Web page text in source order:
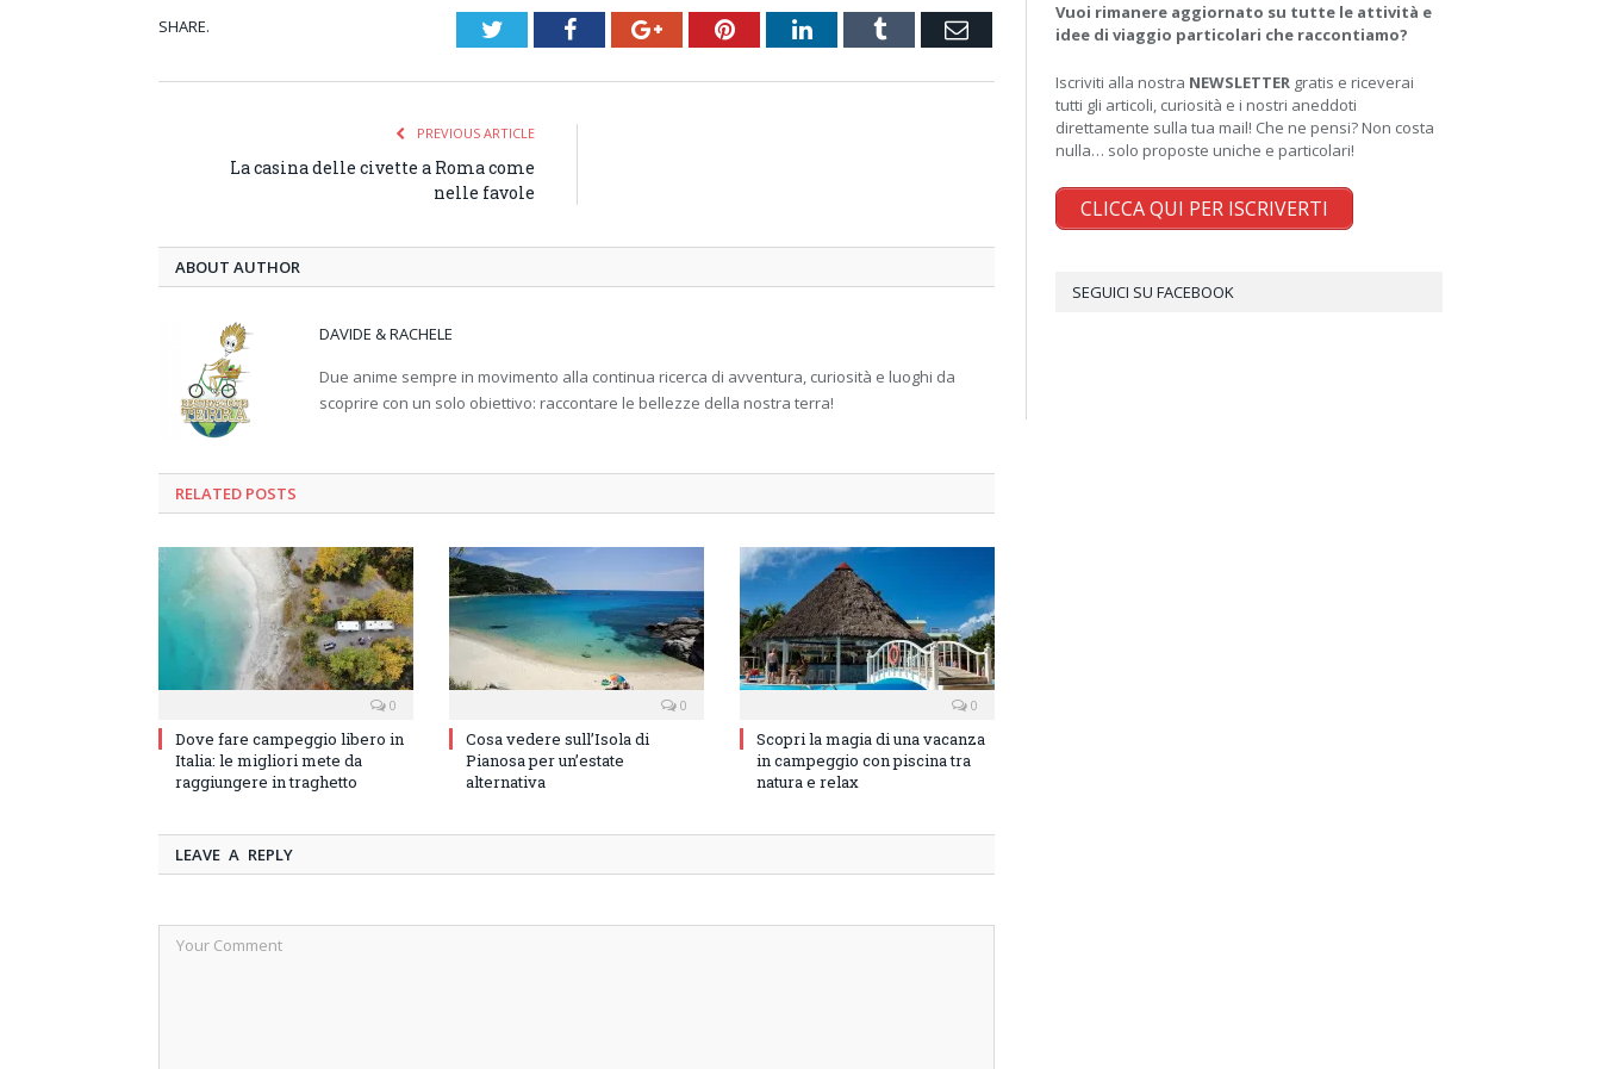
SHARE. TwitterFacebookGoogle+PinterestLinkedInTumblr Email
PREVIOUS ARTICLE
La casina delle civette a Roma come
nelle favole
ABOUT AUTHOR
DAVIDE & RACHELE
Due anime sempre in movimento alla continua ricerca di avventura, curiosità e luoghi da
scoprire con un solo obiettivo: raccontare le bellezze della nostra terra!
RELATED POSTS
0
Dove fare campeggio libero in
Italia: le migliori mete da
raggiungere in traghetto
0
Cosa vedere sull’Isola di
Pianosa per un’estate
alternativa
0
Scopri la magia di una vacanza
in campeggio con piscina tra
natura e relax
LEAVE A REPLY
Vuoi rimanere aggiornato su tutte le attività e
idee di viaggio particolari che raccontiamo?
Iscriviti alla nostra NEWSLETTER gratis e riceverai
tutti gli articoli, curiosità e i nostri aneddoti
direttamente sulla tua mail! Che ne pensi? Non costa
nulla… solo proposte uniche e particolari!
CLICCA QUI PER ISCRIVERTI
SEGUICI SU FACEBOOK